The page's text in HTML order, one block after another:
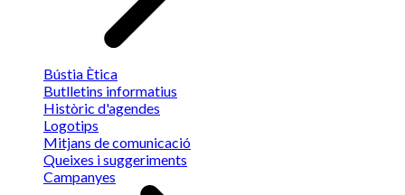
Bústia Ètica
Butlletins informatius
Històric d'agendes
Logotips
Mitjans de comunicació
Queixes i suggeriments
Campanyes